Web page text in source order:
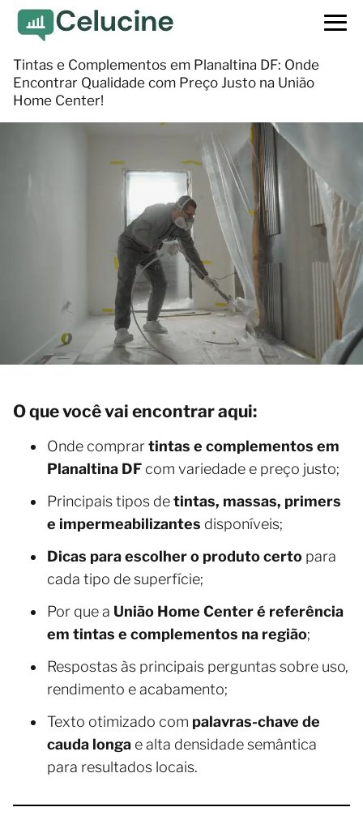
Tintas e Complementos em Planaltina DF: Onde
Encontrar Qualidade com Preço Justo na União
Home Center!
O que você vai encontrar aqui:
Onde comprartintas e complementos em
Planaltina DF com variedade e preço justo;
Principais tipos detintas, massas, primers
e impermeabilizantes disponíveis;
Dicas para escolher o produto certo para
cada tipo de superfície;
Por que a União Home Center é referência
em tintas e complementos na região;
Respostas às principais perguntas sobre uso,
rendimento e acabamento;
Texto otimizado com palavras-chave de
cauda longa e alta densidade semântica
para resultados locais.